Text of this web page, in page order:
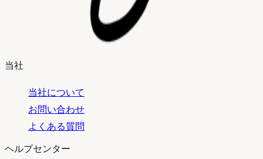
当社
当社について
お問い合わせ
よくある質問
ヘルプセンター